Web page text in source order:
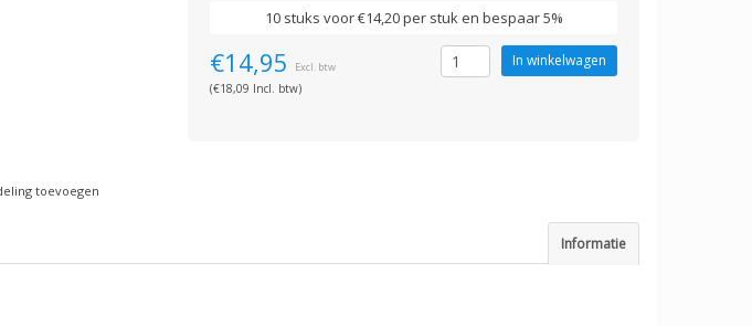
10 stuks voor €14,20 per stuk en bespaar 5%
€14,95 Excl. btw
(€18,09 Incl. btw)
toevoegen
Informatie